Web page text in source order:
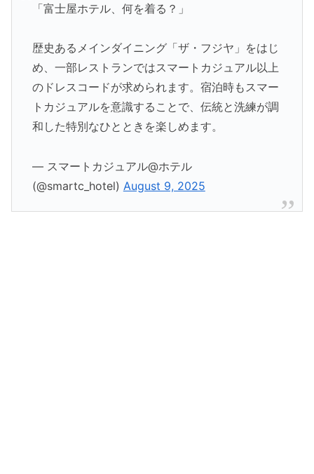
「富士屋ホテル、何を着る？」
歴史あるメインダイニング「ザ・フジヤ」をはじ
め、一部レストランではスマートカジュアル以上
のドレスコードが求められます。宿泊時もスマー
トカジュアルを意識することで、伝統と洗練が調
和した特別なひとときを楽しめます。
— スマートカジュアル@ホテル
(@smartc_hotel) August 9, 2025